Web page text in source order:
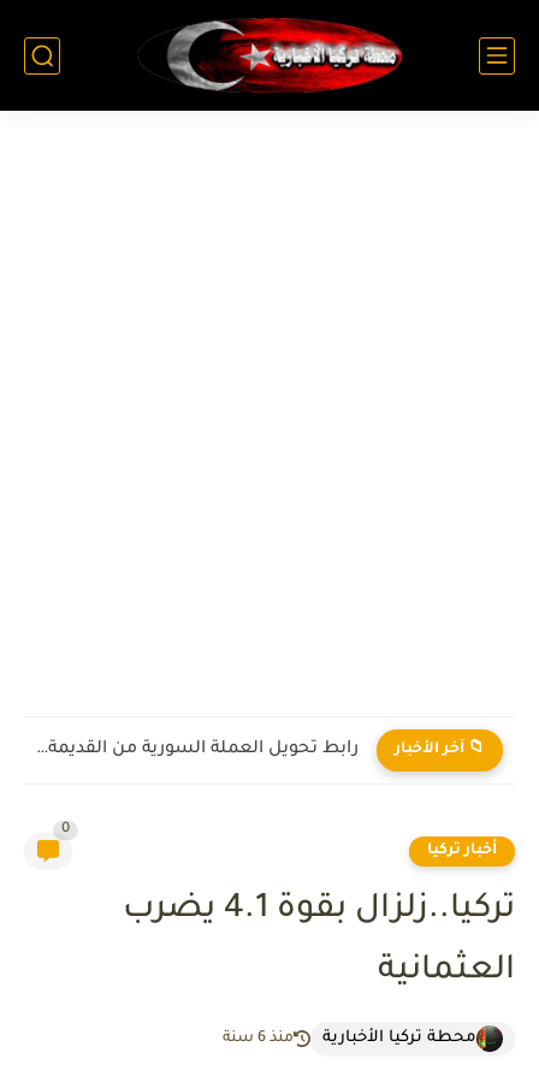
📁 آخر الأخبار رابط تحويل العملة السورية من القديمة إلى الجديدة 2026
أخبار تركيا
0
تركيا..زلزال بقوة 4.1 يضرب
العثمانية
محطة تركيا الأخبارية منذ 6 سنة